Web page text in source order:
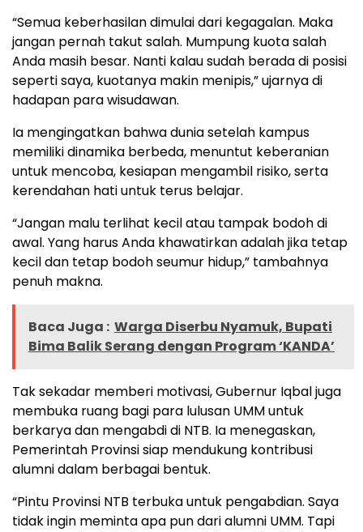
“Semua keberhasilan dimulai dari kegagalan. Maka
jangan pernah takut salah. Mumpung kuota salah
Anda masih besar. Nanti kalau sudah berada di posisi
seperti saya, kuotanya makin menipis,” ujarnya di
hadapan para wisudawan.
Ia mengingatkan bahwa dunia setelah kampus
memiliki dinamika berbeda, menuntut keberanian
untuk mencoba, kesiapan mengambil risiko, serta
kerendahan hati untuk terus belajar.
“Jangan malu terlihat kecil atau tampak bodoh di
awal. Yang harus Anda khawatirkan adalah jika tetap
kecil dan tetap bodoh seumur hidup,” tambahnya
penuh makna.
Baca Juga : Warga Diserbu Nyamuk, Bupati
Bima Balik Serang dengan Program ‘KANDA’
Tak sekadar memberi motivasi, Gubernur Iqbal juga
membuka ruang bagi para lulusan UMM untuk
berkarya dan mengabdi di NTB. Ia menegaskan,
Pemerintah Provinsi siap mendukung kontribusi
alumni dalam berbagai bentuk.
“Pintu Provinsi NTB terbuka untuk pengabdian. Saya
tidak ingin meminta apa pun dari alumni UMM. Tapi